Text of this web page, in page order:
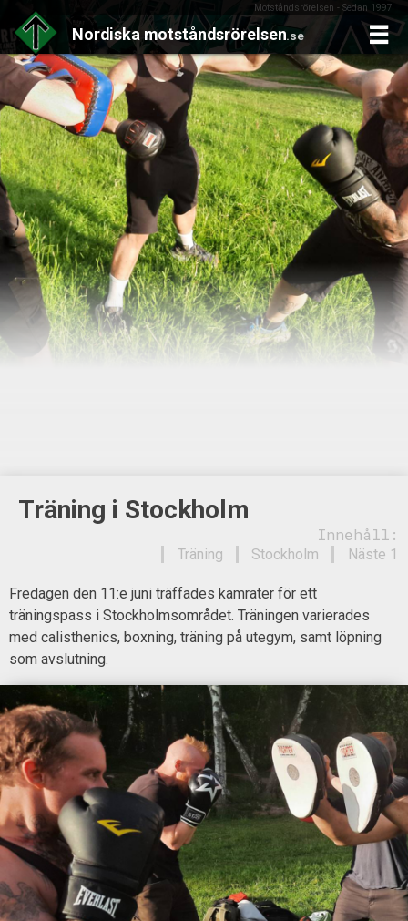
Motståndsrörelsen - Sedan 1997
Nordiska motståndsrörelsen.se
Skip
to
content
Träning i Stockholm
Innehåll:
Näste 1
Stockholm
Träning
Fredagen den 11:e juni träffades kamrater för ett
träningspass i Stockholmsområdet. Träningen varierades
med calisthenics, boxning, träning på utegym, samt löpning
som avslutning.